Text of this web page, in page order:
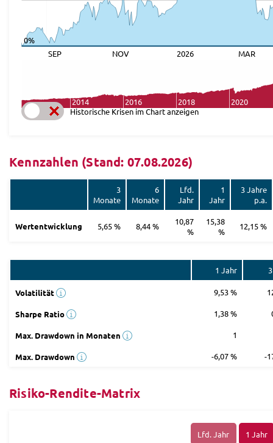
SEP NOV 2026 MAR
0%
2014 2016 2018
2020
Historische Krisen im Chart anzeigen
Kennzahlen (Stand: 07.08.2026)
3
Monate
6
Monate
Lfd.
Jahr
1
Jahr
3 Jahre
p.a.
Wertentwicklung 5,65 % 8,44 %
10,87
%
15,38
%
12,15 %
1 Jahr
Volatilität 9,53 %
Sharpe Ratio 1,38 %
Max. Drawdown in Monaten 1
Max. Drawdown -6,07 % -
Risiko-Rendite-Matrix
Lfd. Jahr 1 Jahr